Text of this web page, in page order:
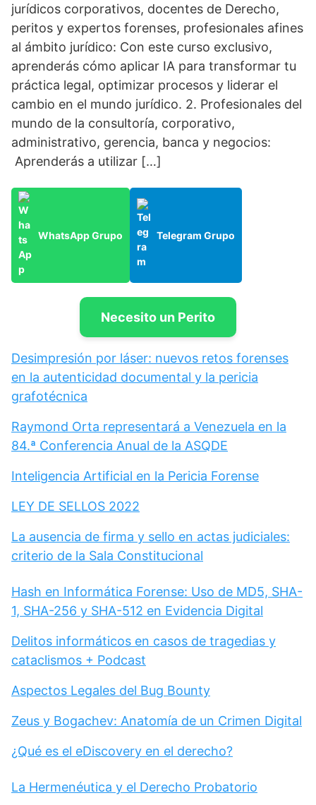
jurídicos corporativos, docentes de Derecho,
peritos y expertos forenses, profesionales afines
al ámbito jurídico: Con este curso exclusivo,
aprenderás cómo aplicar IA para transformar tu
práctica legal, optimizar procesos y liderar el
cambio en el mundo jurídico. 2. Profesionales del
mundo de la consultoría, corporativo,
administrativo, gerencia, banca y negocios:
Aprenderás a utilizar […]
WhatsApp Grupo Telegram Grupo
Necesito un Perito
Desimpresión por láser: nuevos retos forenses
en la autenticidad documental y la pericia
grafotécnica
Raymond Orta representará a Venezuela en la
84.ª Conferencia Anual de la ASQDE
Inteligencia Artificial en la Pericia Forense
LEY DE SELLOS 2022
La ausencia de firma y sello en actas judiciales:
criterio de la Sala Constitucional
Hash en Informática Forense: Uso de MD5, SHA-
1, SHA-256 y SHA-512 en Evidencia Digital
Delitos informáticos en casos de tragedias y
cataclismos + Podcast
Aspectos Legales del Bug Bounty
Zeus y Bogachev: Anatomía de un Crimen Digital
¿Qué es el eDiscovery en el derecho?
La Hermenéutica y el Derecho Probatorio